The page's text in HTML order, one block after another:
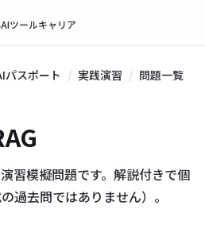
AIツールキャリア
パスポート 実践演習
問題一覧
習模擬問題です。解説付きで個
過去問ではありません）。